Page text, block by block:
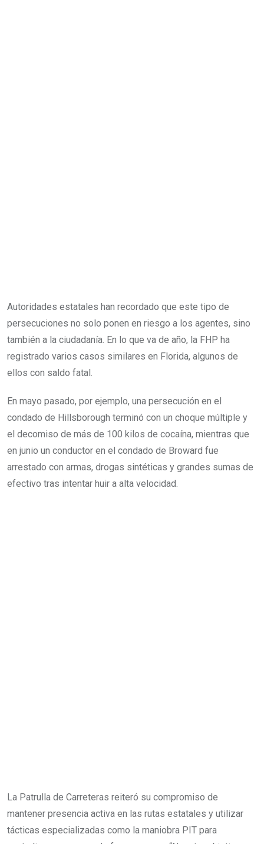
Autoridades estatales han recordado que este tipo de
persecuciones no solo ponen en riesgo a los agentes, sino
también a la ciudadanía. En lo que va de año, la FHP ha
registrado varios casos similares en Florida, algunos de
ellos con saldo fatal.
En mayo pasado, por ejemplo, una persecución en el
condado de Hillsborough terminó con un choque múltiple y
el decomiso de más de 100 kilos de cocaína, mientras que
en junio un conductor en el condado de Broward fue
arrestado con armas, drogas sintéticas y grandes sumas de
efectivo tras intentar huir a alta velocidad.
La Patrulla de Carreteras reiteró su compromiso de
mantener presencia activa en las rutas estatales y utilizar
tácticas especializadas como la maniobra PIT para